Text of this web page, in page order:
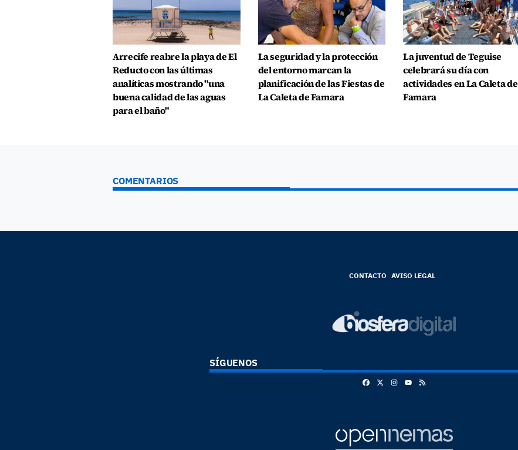
Arrecife reabre la playa de El
Reducto con las últimas
analíticas mostrando "una
buena calidad de las aguas
para el baño"
La seguridad y la protección
del entorno marcan la
planificación de las Fiestas de
La Caleta de Famara
La juventud de Teguise
celebrará su día con
actividades en La Caleta de
Famara
COMENTARIOS
CONTACTO AVISO LEGAL
SÍGUENOS
FacebookInstagram